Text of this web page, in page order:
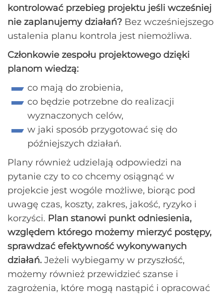
kontrolować przebieg projektu jeśli wcześniej
nie zaplanujemy działań? Bez wcześniejszego
ustalenia planu kontrola jest niemożliwa.
Członkowie zespołu projektowego dzięki
planom wiedzą:
co mają do zrobienia,
co będzie potrzebne do realizacji
wyznaczonych celów,
w jaki sposób przygotować się do
późniejszych działań.
Plany również udzielają odpowiedzi na
pytanie czy to co chcemy osiągnąć w
projekcie jest wogóle możliwe, biorąc pod
uwagę czas, koszty, zakres, jakość, ryzyko i
korzyści. Plan stanowi punkt odniesienia,
względem którego możemy mierzyć postępy,
sprawdzać efektywność wykonywanych
działań. Jeżeli wybiegamy w przyszłość,
możemy również przewidzieć szanse i
zagrożenia, które mogą nastąpić i opracować